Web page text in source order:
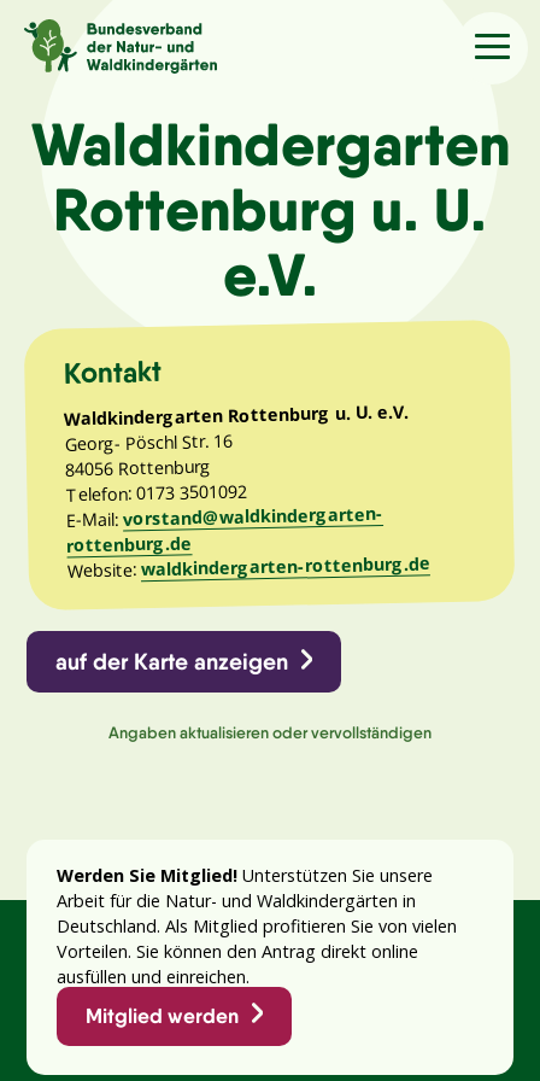
Sprache/Language
Aktuelles
Kindergärten
Angebote
Kontakt
Waldkindergarten
Rottenburg u. U.
e.V.
Kontakt
Waldkindergarten Rottenburg u. U. e.V.
Georg- Pöschl Str. 16
84056 Rottenburg
Telefon: 0173 3501092
E-Mail:vorstand@waldkindergarten-
rottenburg.de
Website:waldkindergarten-rottenburg.de
auf der Karte anzeigen
Angaben aktualisieren oder vervollständigen
Werden Sie Mitglied!Unterstützen Sie unsere
Arbeit für die Natur- und Waldkindergärten in
Deutschland. Als Mitglied profitieren Sie von vielen
Vorteilen. Sie können den Antrag direkt online
ausfüllen und einreichen.
Mitglied werden